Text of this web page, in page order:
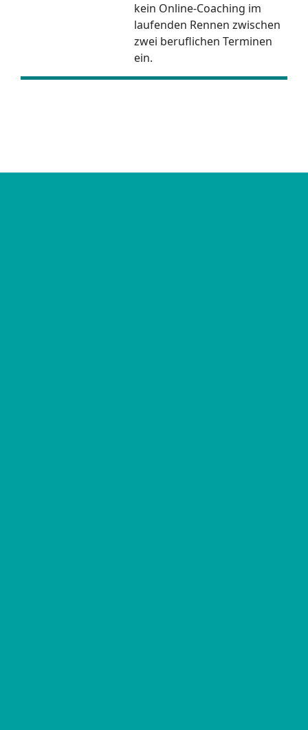
kein Online-Coaching im
laufenden Rennen zwischen
zwei beruflichen Terminen
ein.